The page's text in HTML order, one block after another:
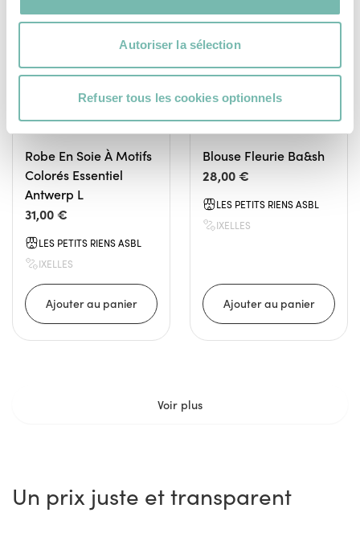
Autoriser la sélection
Refuser tous les cookies optionnels
FEMME
Robe En Soie À Motifs
Colorés Essentiel
Antwerp L
31,00 €
LES PETITS RIENS ASBL
IXELLES
FEMME
Blouse Fleurie Ba&sh
28,00 €
LES PETITS RIENS ASBL
IXELLES
Voir plus
Un prix juste et transparent